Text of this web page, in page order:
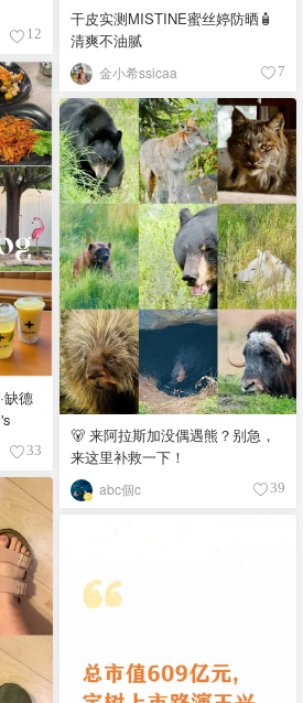
12
干皮实测MISTINE蜜丝婷防晒🧴
清爽不油腻
金小希ssicaa 7
缺德
33
🐻 来阿拉斯加没偶遇熊？别急，
来这里补救一下！
abc個c 39